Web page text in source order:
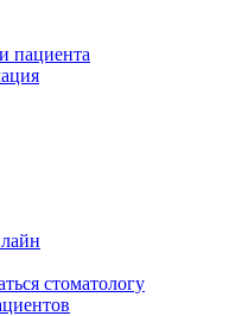
пациента
стоматологу